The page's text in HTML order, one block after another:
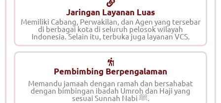
Jaringan Layanan Luas
Memiliki Cabang, Perwakilan, dan Agen yang tersebar
di berbagai kota di seluruh pelosok wilayah
Indonesia. Selain itu, terbuka juga layanan VCS.
Pembimbing Berpengalaman
Memandu jamaah dengan ramah dan bersahabat
dengan bimbingan ibadah Umroh dan Haji yang
sesuai Sunnah Nabi ﷺ.